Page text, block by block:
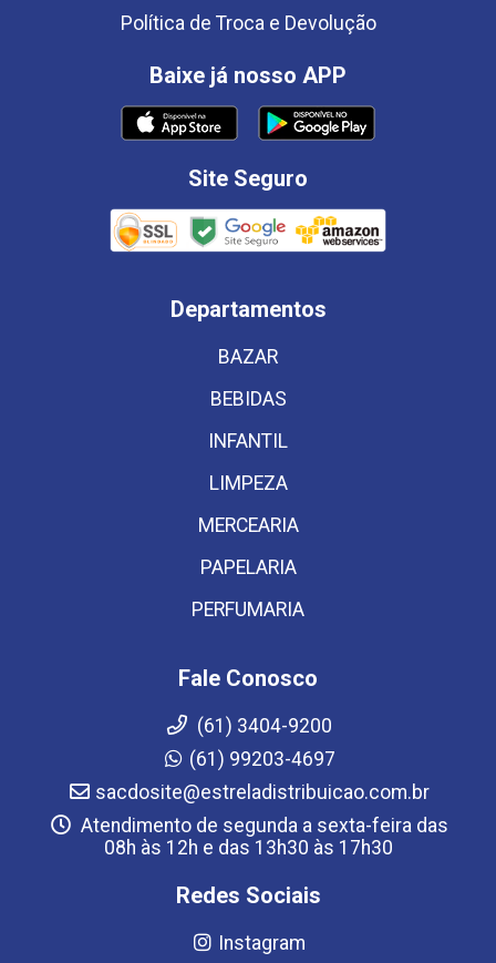
Política de Troca e Devolução
Baixe já nosso APP
Site Seguro
Departamentos
BAZAR
BEBIDAS
INFANTIL
LIMPEZA
MERCEARIA
PAPELARIA
PERFUMARIA
Fale Conosco
(61) 3404-9200
(61) 99203-4697
sacdosite@estreladistribuicao.com.br
Atendimento de segunda a sexta-feira das
08h às 12h e das 13h30 às 17h30
Redes Sociais
Instagram